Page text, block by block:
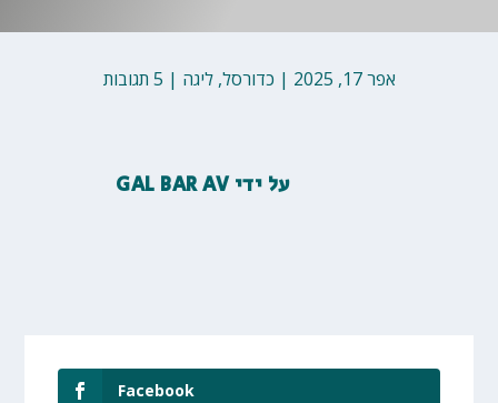
אפר 17, 2025 | כדורסל,ליגה | 5 תגובות
על ידיGAL BAR AV
Facebook